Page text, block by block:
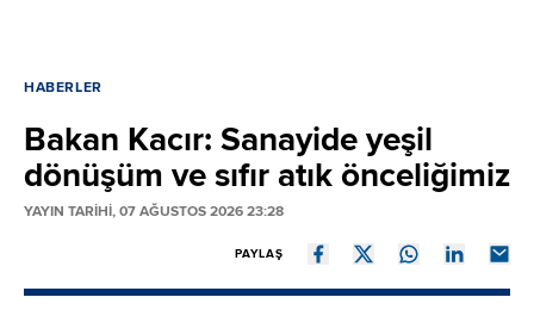
HABERLER
Bakan Kacır: Sanayide yeşil
dönüşüm ve sıfır atık önceliğimiz
YAYIN TARİHİ, 07 AĞUSTOS 2026 23:28
PAYLAŞ